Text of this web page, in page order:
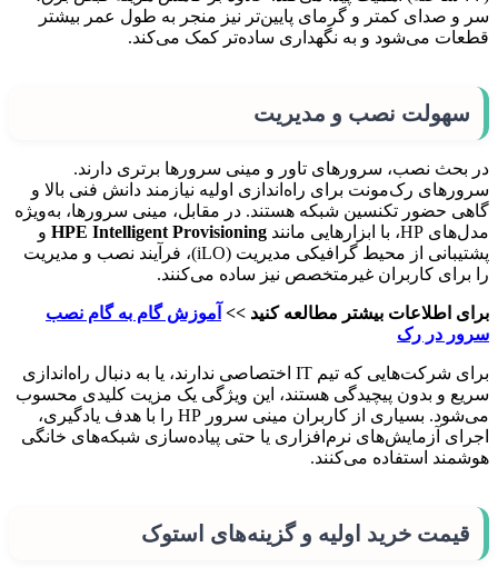
سر و صدای کمتر و گرمای پایین‌تر نیز منجر به طول عمر بیشتر
قطعات می‌شود و به نگهداری ساده‌تر کمک می‌کند.
سهولت نصب و مدیریت
در بحث نصب، سرورهای تاور و مینی سرورها برتری دارند.
سرورهای رک‌مونت برای راه‌اندازی اولیه نیازمند دانش فنی بالا و
گاهی حضور تکنسین شبکه هستند. در مقابل، مینی سرورها، به‌ویژه
مدل‌های HP، با ابزارهایی مانند
HPE Intelligent Provisioning و
پشتیبانی از محیط گرافیکی مدیریت (iLO)، فرآیند نصب و مدیریت
را برای کاربران غیرمتخصص نیز ساده می‌کنند.
برای اطلاعات بیشتر مطالعه کنید >> آموزش گام به گام نصب
سرور در رک
برای شرکت‌هایی که تیم IT اختصاصی ندارند، یا به دنبال راه‌اندازی
سریع و بدون پیچیدگی هستند، این ویژگی یک مزیت کلیدی محسوب
می‌شود. بسیاری از کاربران مینی سرور HP را با هدف یادگیری،
اجرای آزمایش‌های نرم‌افزاری یا حتی پیاده‌سازی شبکه‌های خانگی
هوشمند استفاده می‌کنند.
قیمت خرید اولیه و گزینه‌های استوک